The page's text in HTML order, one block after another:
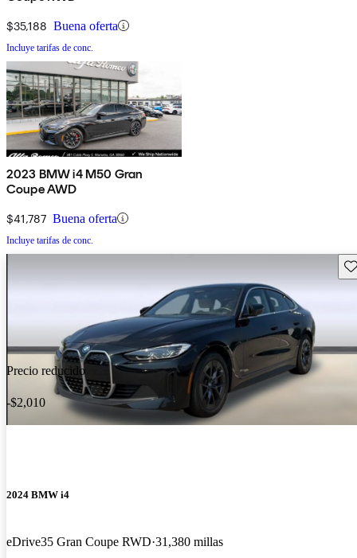
$35,188 Buena oferta
Incluye tarifas de conc.
2023 BMW i4 M50 Gran
Coupe AWD
$41,787 Buena oferta
Incluye tarifas de conc.
Precio reducido
-$2,010
2024 BMW i4
eDrive35 Gran Coupe RWD 31,380 millas